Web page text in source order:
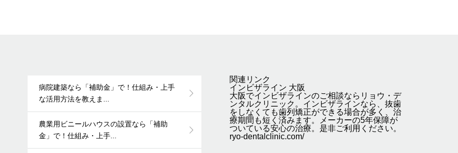
病院建築なら「補助金」で！仕組み・上手
な活用方法を教えま...
農業用ビニールハウスの設置なら「補助
金」で！仕組み・上手...
関連リンク
インビザライン 大阪
大阪でインビザラインのご相談ならリョウ・デ
ンタルクリニック。インビザラインなら、抜歯
をしなくても歯列矯正ができる場合が多く、治
療期間も短く済みます。メーカーの5年保障が
ついている安心の治療。是非ご利用ください。
ryo-dentalclinic.com/